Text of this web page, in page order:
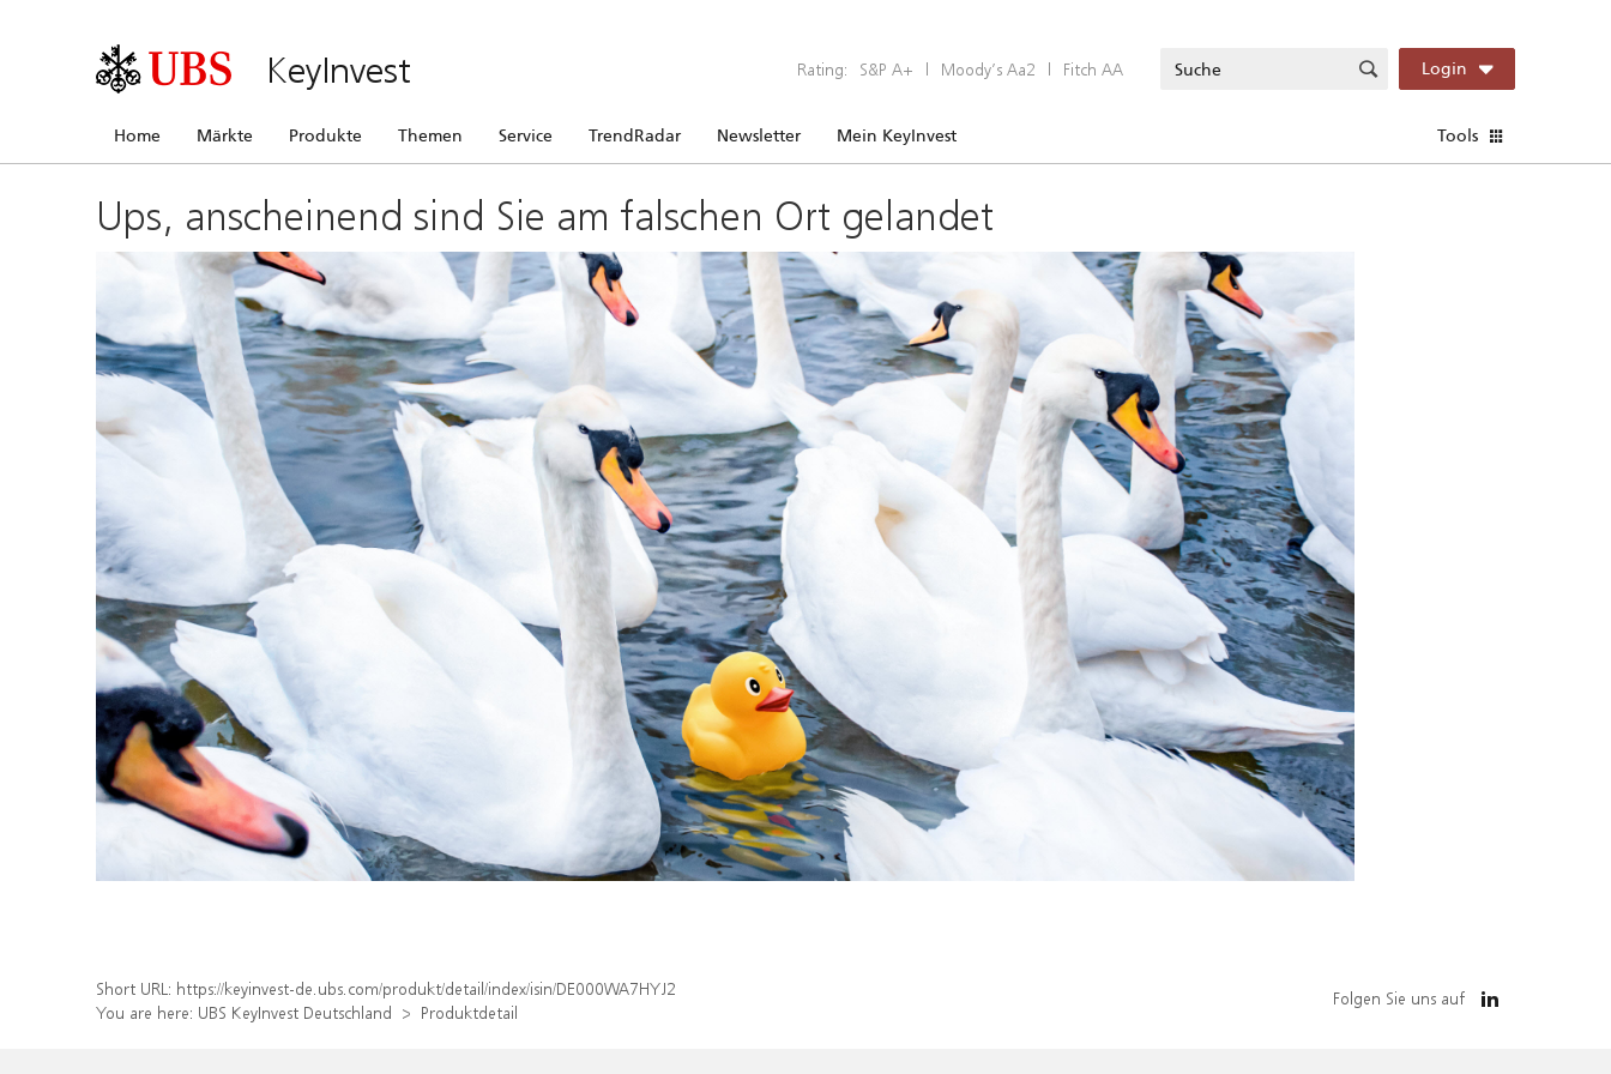
KeyInvest Rating: S&P A+ | Moody’s Aa2 | Fitch AA Login
Home Märkte Produkte Themen Service TrendRadar Newsletter Mein KeyInvest Tools
Ups, anscheinend sind Sie am falschen Ort gelandet
Short URL: https://keyinvest-de.ubs.com/produkt/detail/index/isin/DE000WA7HYJ2
You are here: UBS KeyInvest Deutschland Produktdetail
Folgen Sie uns auf